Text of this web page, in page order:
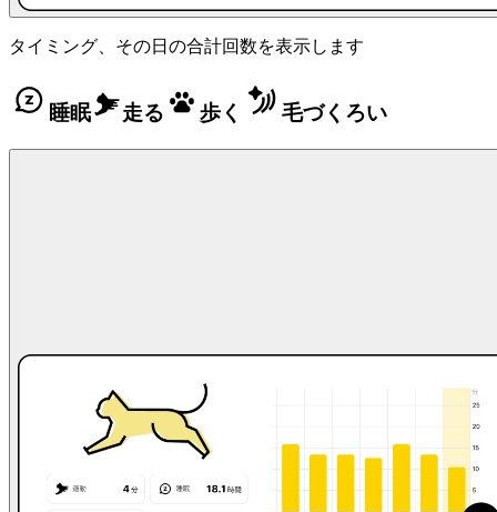
タイミング、その日の合計回数を表示します
睡眠 走る 歩く 毛づくろい